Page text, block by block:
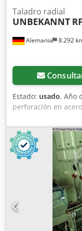
Alemania 8.292
Taladro radial
UNBEKANNT
Estado: usado, Año
perforación en
920 mm Fresa de
de la brocha: MT3
eje: 130 mm
Dimensiones de la
columna: 115 mm